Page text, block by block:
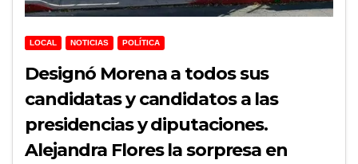
LOCAL NOTICIAS POLÍTICA
Designó Morena a todos sus
candidatas y candidatos a las
presidencias y diputaciones.
Alejandra Flores la sorpresa en